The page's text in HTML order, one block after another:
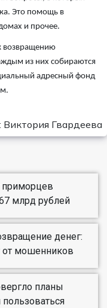
Это помощь в
и прочее.
возвращению
из них собираются
адресный фонд
Виктория Гвардеева
приморцев
млрд рублей
денег:
от мошенников
планы